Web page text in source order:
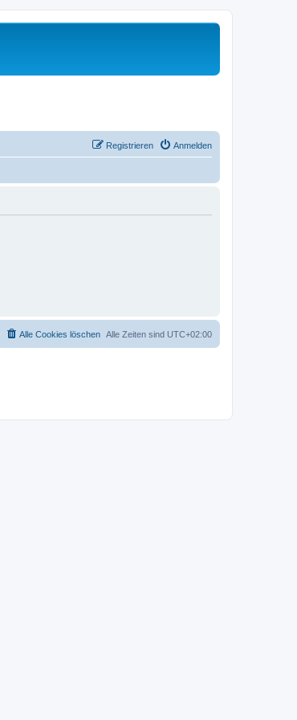
Anmelden
Registrieren
Alle Zeiten sind UTC+02:00
Alle Cookies löschen